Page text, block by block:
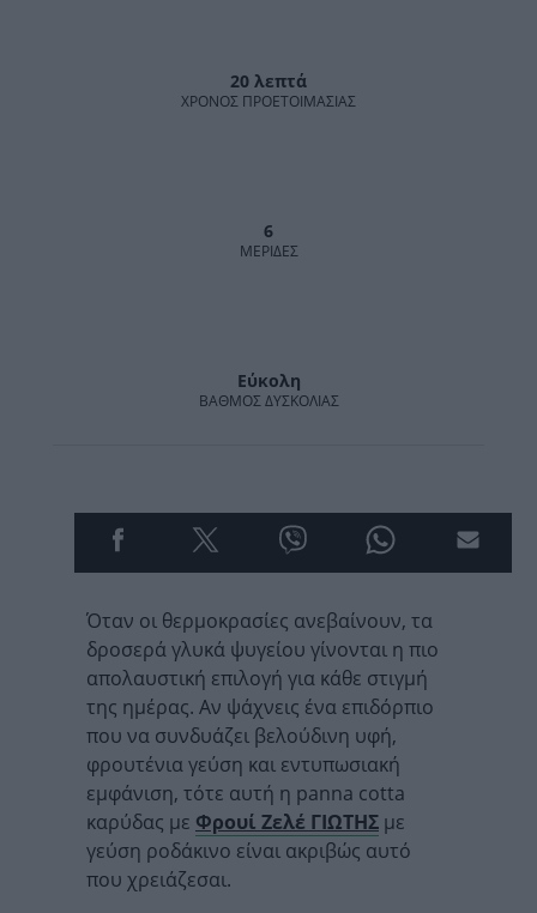
20 λεπτά
ΧΡΌΝΟΣ ΠΡΟΕΤΟΙΜΑΣΊΑΣ
6
MΕΡΊΔΕΣ
Εύκολη
ΒΑΘΜΌΣ ΔΥΣΚΟΛΊΑΣ
Όταν οι θερμοκρασίες ανεβαίνουν, τα
δροσερά γλυκά ψυγείου γίνονται η πιο
απολαυστική επιλογή για κάθε στιγμή
της ημέρας. Αν ψάχνεις ένα επιδόρπιο
που να συνδυάζει βελούδινη υφή,
φρουτένια γεύση και εντυπωσιακή
εμφάνιση, τότε αυτή η panna cotta
καρύδας με Φρουί Ζελέ ΓΙΩΤΗΣ με
γεύση ροδάκινο είναι ακριβώς αυτό
που χρειάζεσαι.